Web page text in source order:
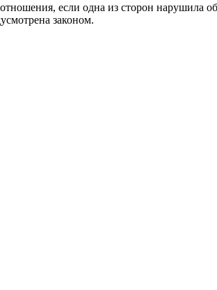
если одна из сторон нарушила
законом.